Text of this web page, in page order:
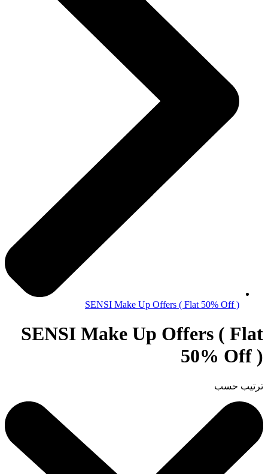
SENSI Make Up Offers ( Flat 50% Off )
SENSI Make Up Offers ( Flat
50% Off )
ترتيب حسب